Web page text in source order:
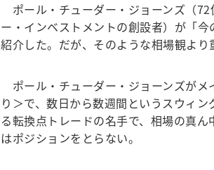
ポール・チューダー・ジョーンズ（
ー・インベストメントの創設者）が「
紹介した。だが、そのような相場観より
ポール・チューダー・ジョーンズが
り＞で、数日から数週間というスウィ
る転換点トレードの名手で、相場の真
はポジションをとらない。